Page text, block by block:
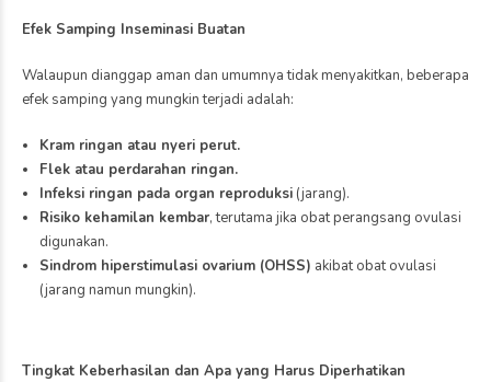
Efek Samping Inseminasi Buatan
Walaupun dianggap aman dan umumnya tidak menyakitkan, beberapa
efek samping yang mungkin terjadi adalah:
Kram ringan atau nyeri perut.
Flek atau perdarahan ringan.
Infeksi ringan pada organ reproduksi(jarang).
Risiko kehamilan kembar, terutama jika obat perangsang ovulasi
digunakan.
Sindrom hiperstimulasi ovarium (OHSS) akibat obat ovulasi
(jarang namun mungkin).
Tingkat Keberhasilan dan Apa yang Harus Diperhatikan